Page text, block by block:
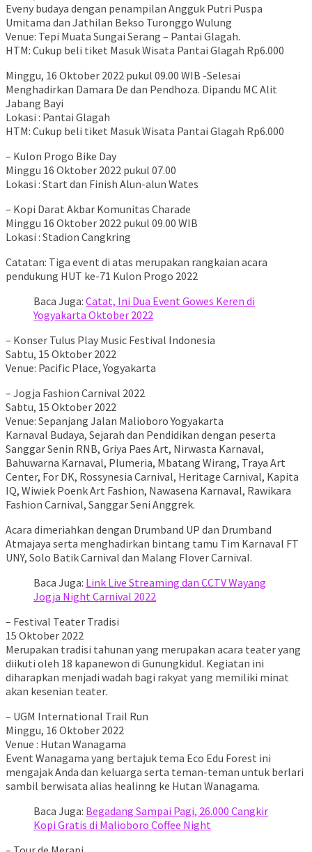
Eveny budaya dengan penampilan Angguk Putri Puspa
Umitama dan Jathilan Bekso Turonggo Wulung
Venue: Tepi Muata Sungai Serang – Pantai Glagah.
HTM: Cukup beli tiket Masuk Wisata Pantai Glagah Rp6.000
Minggu, 16 Oktober 2022 pukul 09.00 WIB -Selesai
Menghadirkan Damara De dan Pendhoza. Dipandu MC Alit
Jabang Bayi
Lokasi : Pantai Glagah
HTM: Cukup beli tiket Masuk Wisata Pantai Glagah Rp6.000
– Kulon Progo Bike Day
Minggu 16 Oktober 2022 pukul 07.00
Lokasi : Start dan Finish Alun-alun Wates
– Kopi Darat Akbar Komunitas Charade
Minggu 16 Oktober 2022 pukul 09.00 WIB
Lokasi : Stadion Cangkring
Catatan: Tiga event di atas merupakan rangkaian acara
pendukung HUT ke-71 Kulon Progo 2022
Baca Juga: Catat, Ini Dua Event Gowes Keren di
Yogyakarta Oktober 2022
– Konser Tulus Play Music Festival Indonesia
Sabtu, 15 Oktober 2022
Venue: Pacific Place, Yogyakarta
– Jogja Fashion Carnival 2022
Sabtu, 15 Oktober 2022
Venue: Sepanjang Jalan Malioboro Yogyakarta
Karnaval Budaya, Sejarah dan Pendidikan dengan peserta
Sanggar Senin RNB, Griya Paes Art, Nirwasta Karnaval,
Bahuwarna Karnaval, Plumeria, Mbatang Wirang, Traya Art
Center, For DK, Rossynesia Carnival, Heritage Carnival, Kapita
IQ, Wiwiek Poenk Art Fashion, Nawasena Karnaval, Rawikara
Fashion Carnival, Sanggar Seni Anggrek.
Acara dimeriahkan dengan Drumband UP dan Drumband
Atmajaya serta menghadirkan bintang tamu Tim Karnaval FT
UNY, Solo Batik Carnival dan Malang Flover Carnival.
Baca Juga: Link Live Streaming dan CCTV Wayang
Jogja Night Carnival 2022
– Festival Teater Tradisi
15 Oktober 2022
Merupakan tradisi tahunan yang merupakan acara teater yang
diikuti oleh 18 kapanewon di Gunungkidul. Kegiatan ini
diharapkan menjadi wadah bagi rakyat yang memiliki minat
akan kesenian teater.
– UGM International Trail Run
Minggu, 16 Oktober 2022
Venue : Hutan Wanagama
Event Wanagama yang bertajuk tema Eco Edu Forest ini
mengajak Anda dan keluarga serta teman-teman untuk berlari
sambil berwisata alias healinng ke Hutan Wanagama.
Baca Juga: Begadang Sampai Pagi, 26.000 Cangkir
Kopi Gratis di Malioboro Coffee Night